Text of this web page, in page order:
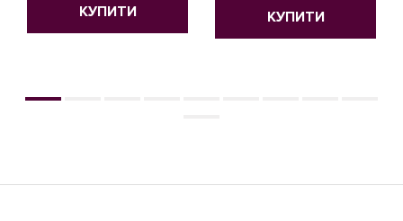
КУПИТИ КУПИТИ